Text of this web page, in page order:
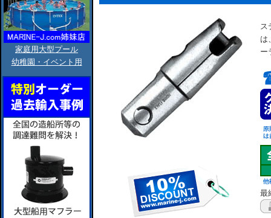
家庭用大型プール
幼稚園・イベント用
ス
は
ー
最